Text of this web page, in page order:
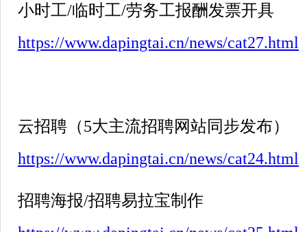
小时工/临时工/劳务工报酬发票开具
https://www.dapingtai.cn/news/cat27.html
云招聘（5大主流招聘网站同步发布）
https://www.dapingtai.cn/news/cat24.html
招聘海报/招聘易拉宝制作